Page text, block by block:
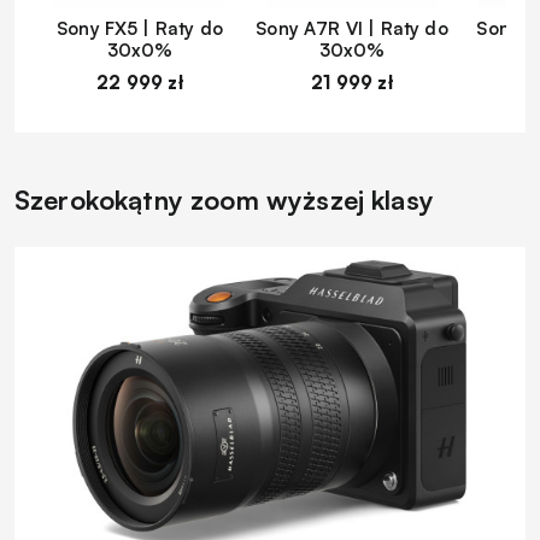
Sony FX5 | Raty do
30x0%
22 999 zł
Sony A7R VI | Raty do
30x0%
21 999 zł
Sony
Szerokokątny zoom wyższej klasy